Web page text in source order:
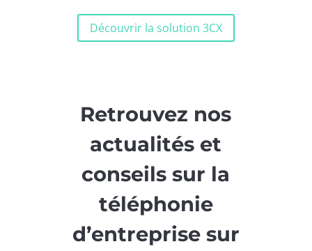
Découvrir la solution 3CX
Retrouvez nos
actualités et
conseils sur la
téléphonie
d’entreprise sur